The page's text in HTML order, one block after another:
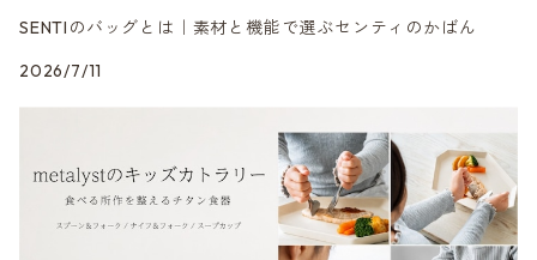
SENTIのバッグとは｜素材と機能で選ぶセンティのかばん
2026/7/11